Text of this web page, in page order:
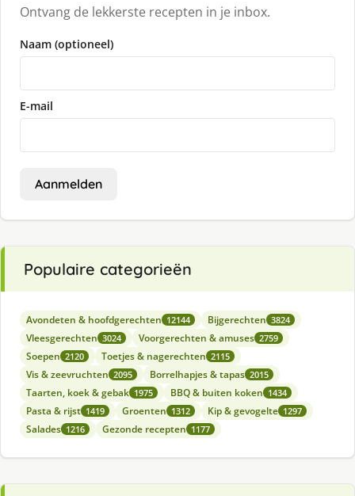
Ontvang de lekkerste recepten in je inbox.
Naam (optioneel)
E-mail
Aanmelden
Populaire categorieën
Avondeten & hoofdgerechten 12144 Bijgerechten 3824
Vleesgerechten 3024 Voorgerechten & amuses 2759
Soepen 2120 Toetjes & nagerechten 2115
Vis & zeevruchten 2095 Borrelhapjes & tapas 2015
Taarten, koek & gebak 1975 BBQ & buiten koken 1434
Pasta & rijst 1419 Groenten 1312 Kip & gevogelte 1297
Salades 1216 Gezonde recepten 1177